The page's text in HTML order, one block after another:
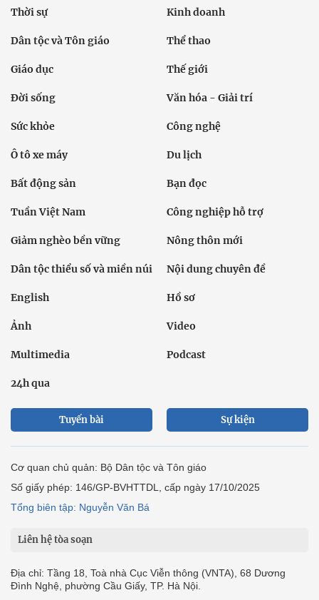
Thời sự Kinh doanh
Dân tộc và Tôn giáo Thể thao
Giáo dục Thế giới
Đời sống Văn hóa - Giải trí
Sức khỏe Công nghệ
Ô tô xe máy Du lịch
Bất động sản Bạn đọc
Tuần Việt Nam Công nghiệp hỗ trợ
Giảm nghèo bền vững Nông thôn mới
Dân tộc thiểu số và miền núi Nội dung chuyên đề
English Hồ sơ
Ảnh Video
Multimedia Podcast
24h qua
Tuyến bài Sự kiện
Cơ quan chủ quản: Bộ Dân tộc và Tôn giáo
Số giấy phép: 146/GP-BVHTTDL, cấp ngày 17/10/2025
Tổng biên tập: Nguyễn Văn Bá
Liên hệ tòa soạn
Địa chỉ: Tầng 18, Toà nhà Cục Viễn thông (VNTA), 68 Dương
Đình Nghệ, phường Cầu Giấy, TP. Hà Nội.